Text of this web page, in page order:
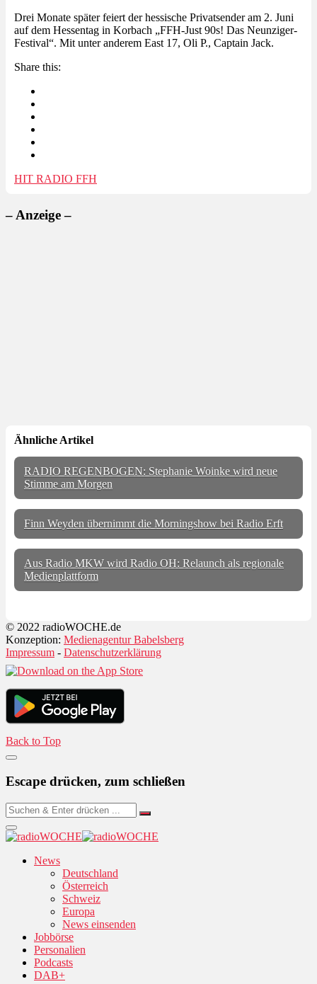
Drei Monate später feiert der hessische Privatsender am 2. Juni
auf dem Hessentag in Korbach „FFH-Just 90s! Das Neunziger-
Festival“. Mit unter anderem East 17, Oli P., Captain Jack.
Share this:
HIT RADIO FFH
– Anzeige –
Ähnliche Artikel
RADIO REGENBOGEN: Stephanie Woinke wird neue
Stimme am Morgen
Finn Weyden übernimmt die Morningshow bei Radio Erft
Aus Radio MKW wird Radio OH: Relaunch als regionale
Medienplattform
© 2022 radioWOCHE.de
Konzeption: Medienagentur Babelsberg
Impressum - Datenschutzerklärung
Back to Top
Escape drücken, zum schließen
News
Deutschland
Österreich
Schweiz
Europa
News einsenden
Jobbörse
Personalien
Podcasts
DAB+